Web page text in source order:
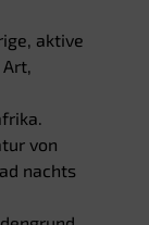
aktive
von
nachts